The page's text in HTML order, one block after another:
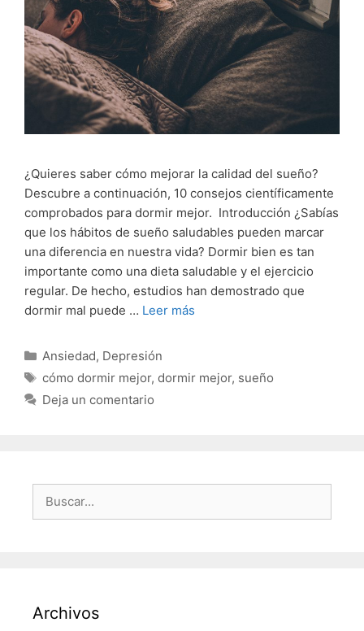
¿Quieres saber cómo mejorar la calidad del sueño?
Descubre a continuación, 10 consejos científicamente
comprobados para dormir mejor. Introducción ¿Sabías
que los hábitos de sueño saludables pueden marcar
una diferencia en nuestra vida? Dormir bien es tan
importante como una dieta saludable y el ejercicio
regular. De hecho, estudios han demostrado que
dormir mal puede … Leer más
Categorías
Ansiedad, Depresión
Etiquetas
cómo dormir mejor, dormir mejor, sueño
Deja un comentario
Archivos